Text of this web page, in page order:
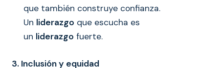
que también construye confianza.
Un liderazgo que escucha es
un liderazgo fuerte.
3. Inclusión y equidad